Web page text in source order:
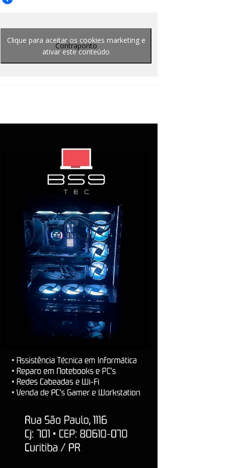
Contraponto
Clique para aceitar os cookies marketing e
ativar este conteúdo